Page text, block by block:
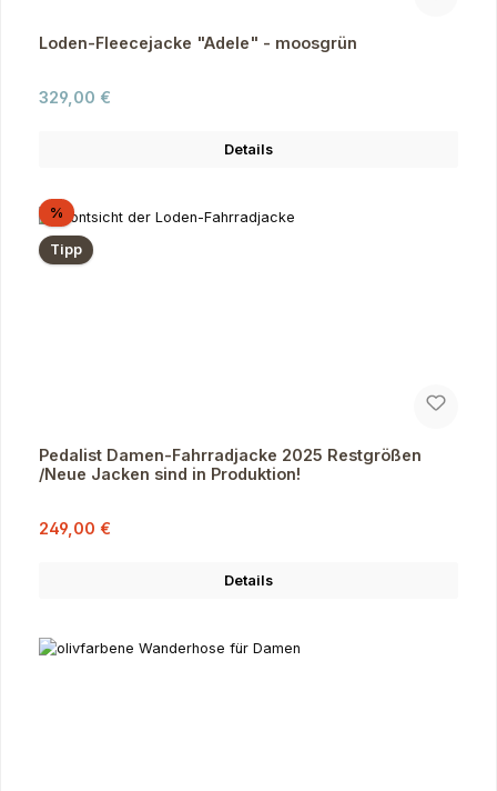
Loden-Fleecejacke "Adele" - moosgrün
Regulärer Preis:
329,00 €
Details
%Rabatt
Tipp
Pedalist Damen-Fahrradjacke 2025 Restgrößen
/Neue Jacken sind in Produktion!
Verkaufspreis:
249,00 €
Details